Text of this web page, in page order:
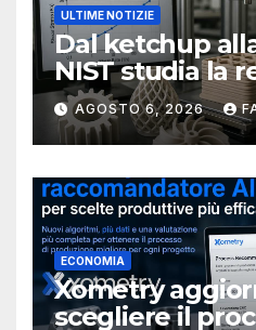
ULTIME NOTIZIE
Dal ketchup
NIST studia la
rendere più
stampa 3D
AGOSTO 6, 2026
ECONOMIA
Xometry
scegliere il